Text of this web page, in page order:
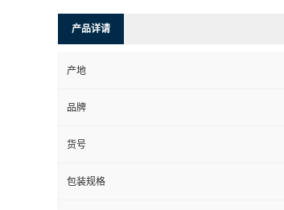
产品详请
产地
品牌
货号
包装规格